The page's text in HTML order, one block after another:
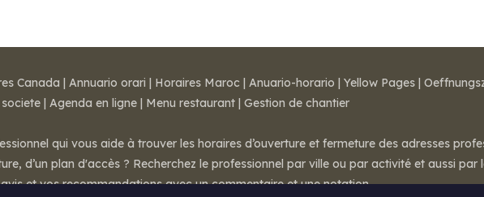
Canada | Annuario orari | Horaires Maroc | Anuario-horario | Yellow Pages |
| Agenda en ligne | Menu restaurant | Gestion de chantier
qui vous aide à trouver les horaires d’ouverture et fermeture des adresses
d’un plan d'accès ? Recherchez le professionnel par ville ou par activité et aussi
et vos recommandations avec un commentaire et une notation.